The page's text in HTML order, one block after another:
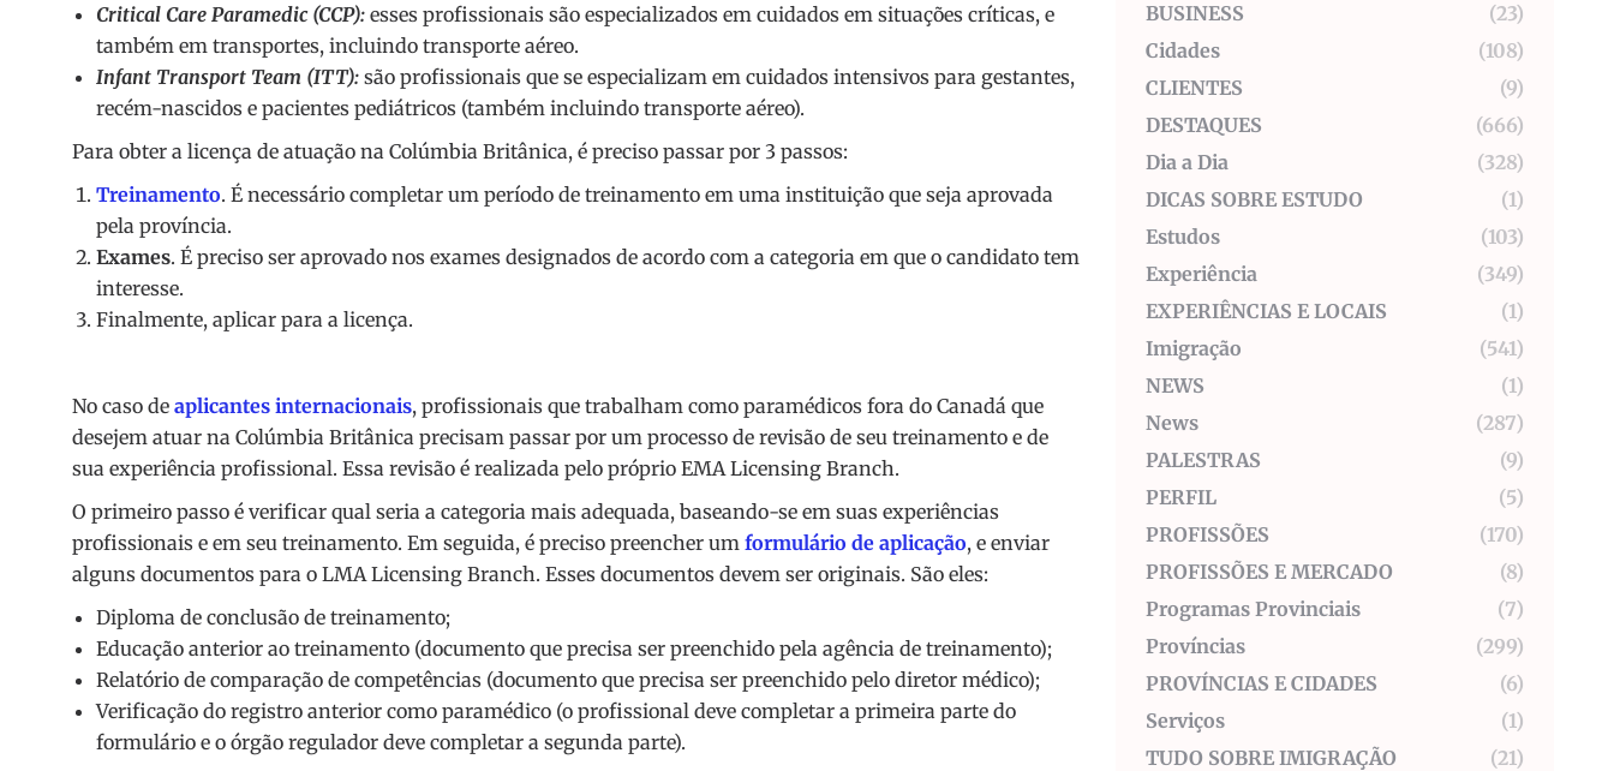
Critical Care Paramedic (CCP): esses profissionais são especializados em cuidados em situações críticas, e
também em transportes, incluindo transporte aéreo.
Infant Transport Team (ITT): são profissionais que se especializam em cuidados intensivos para gestantes,
recém-nascidos e pacientes pediátricos (também incluindo transporte aéreo).
Para obter a licença de atuação na Colúmbia Britânica, é preciso passar por 3 passos:
Treinamento. É necessário completar um período de treinamento em uma instituição que seja aprovada
pela província.
Exames. É preciso ser aprovado nos exames designados de acordo com a categoria em que o candidato tem
interesse.
Finalmente, aplicar para a licença.
No caso de aplicantes internacionais, profissionais que trabalham como paramédicos fora do Canadá que
desejem atuar na Colúmbia Britânica precisam passar por um processo de revisão de seu treinamento e de
sua experiência profissional. Essa revisão é realizada pelo próprio EMA Licensing Branch.
O primeiro passo é verificar qual seria a categoria mais adequada, baseando-se em suas experiências
profissionais e em seu treinamento. Em seguida, é preciso preencher um formulário de aplicação, e enviar
alguns documentos para o LMA Licensing Branch. Esses documentos devem ser originais. São eles:
Diploma de conclusão de treinamento;
Educação anterior ao treinamento (documento que precisa ser preenchido pela agência de treinamento);
Relatório de comparação de competências (documento que precisa ser preenchido pelo diretor médico);
Verificação do registro anterior como paramédico (o profissional deve completar a primeira parte do
formulário e o órgão regulador deve completar a segunda parte).
BUSINESS
(23)
Cidades
(108)
CLIENTES
(9)
DESTAQUES
(666)
Dia a Dia
(328)
DICAS SOBRE ESTUDO
(1)
Estudos
(103)
Experiência
(349)
EXPERIÊNCIAS E LOCAIS
(1)
Imigração
(541)
NEWS
(1)
News
(287)
PALESTRAS
(9)
PERFIL
(5)
PROFISSÕES
(170)
PROFISSÕES E MERCADO
(8)
Programas Provinciais
(7)
Províncias
(299)
PROVÍNCIAS E CIDADES
(6)
Serviços
(1)
TUDO SOBRE IMIGRAÇÃO
(21)